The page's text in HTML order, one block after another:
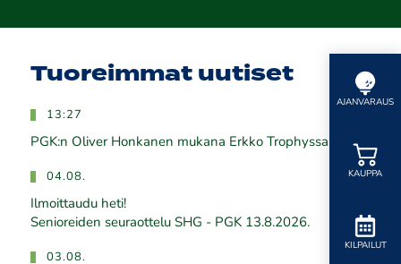
AJANVARAUS
KAUPPA
KILPAILUT
Tuoreimmat uutiset
13:27
PGK:n Oliver Honkanen mukana Erkko Trophyssa
04.08.
Ilmoittaudu heti!
​​​​​​​Senioreiden seuraottelu SHG - PGK 13.8.2026.
03.08.